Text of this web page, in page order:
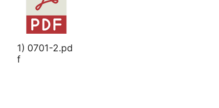
1) 0701-2.pd
f